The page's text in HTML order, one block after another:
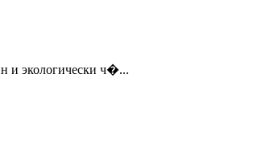
и экологически ч�...